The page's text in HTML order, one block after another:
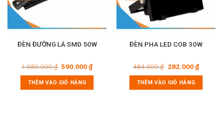
ĐÈN ĐƯỜNG LÁ SMD 50W
1.080.000₫ Giá
là:
1.080.000 ₫.
590.000₫Giá
590.000 ₫.
THÊM VÀO GIỎ HÀNG
ĐÈN PHA LED COB 30W
484.000₫ Giá
là:
484.000 ₫.
282.000₫Giá
hiện
THÊM VÀO GIỎ HÀNG
₫.